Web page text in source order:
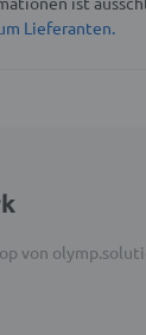
Lieferanten.
von